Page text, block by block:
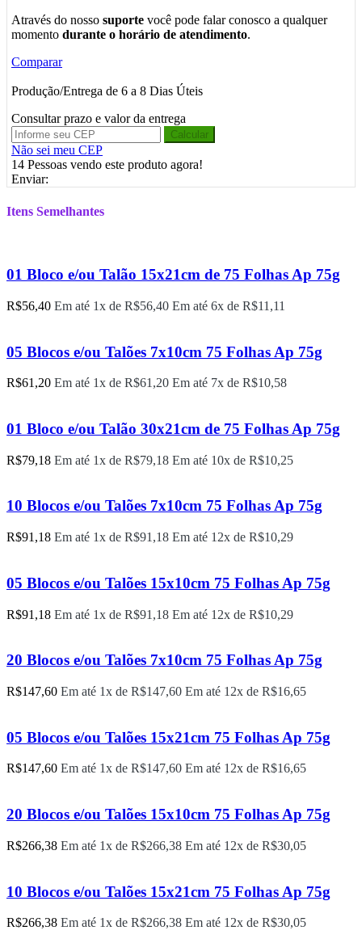
Através do nosso suporte você pode falar conosco a qualquer
momento durante o horário de atendimento.
Comparar
Produção/Entrega de 6 a 8 Dias Úteis
Consultar prazo e valor da entrega
Calcular
Não sei meu CEP
14 Pessoas vendo este produto agora!
Enviar:
Itens Semelhantes
01 Bloco e/ou Talão 15x21cm de 75 Folhas Ap 75g
R$56,40 Em até 1x de R$56,40 Em até 6x de R$11,11
05 Blocos e/ou Talões 7x10cm 75 Folhas Ap 75g
R$61,20 Em até 1x de R$61,20 Em até 7x de R$10,58
01 Bloco e/ou Talão 30x21cm de 75 Folhas Ap 75g
R$79,18 Em até 1x de R$79,18 Em até 10x de R$10,25
10 Blocos e/ou Talões 7x10cm 75 Folhas Ap 75g
R$91,18 Em até 1x de R$91,18 Em até 12x de R$10,29
05 Blocos e/ou Talões 15x10cm 75 Folhas Ap 75g
R$91,18 Em até 1x de R$91,18 Em até 12x de R$10,29
20 Blocos e/ou Talões 7x10cm 75 Folhas Ap 75g
R$147,60 Em até 1x de R$147,60 Em até 12x de R$16,65
05 Blocos e/ou Talões 15x21cm 75 Folhas Ap 75g
R$147,60 Em até 1x de R$147,60 Em até 12x de R$16,65
20 Blocos e/ou Talões 15x10cm 75 Folhas Ap 75g
R$266,38 Em até 1x de R$266,38 Em até 12x de R$30,05
10 Blocos e/ou Talões 15x21cm 75 Folhas Ap 75g
R$266,38 Em até 1x de R$266,38 Em até 12x de R$30,05